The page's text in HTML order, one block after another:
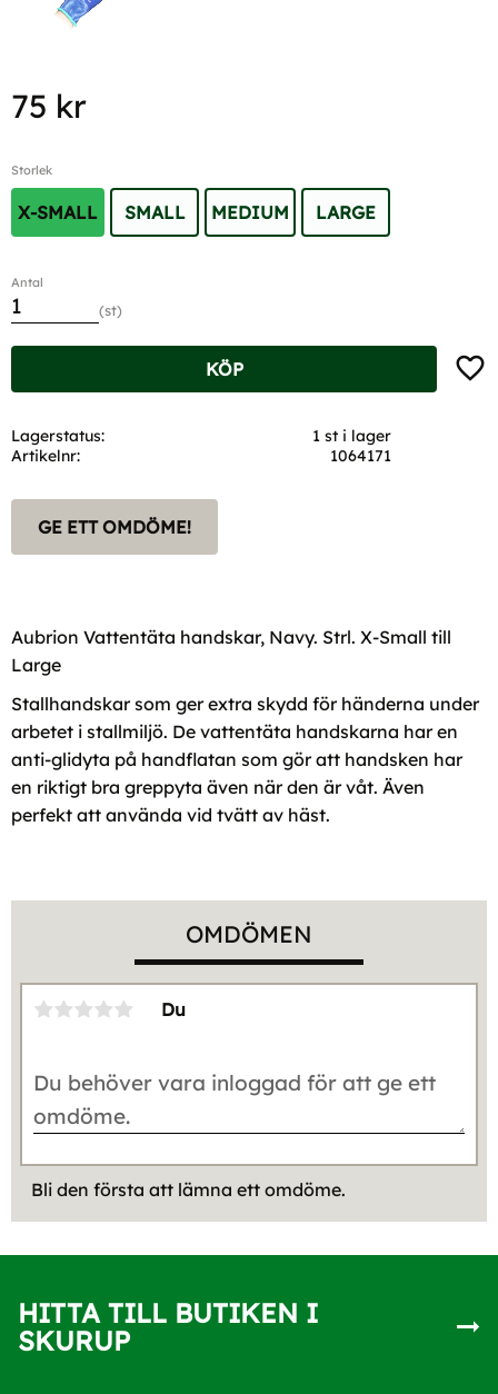
75 kr
Storlek
X-SMALL SMALL MEDIUM LARGE
Antal
st
KÖP
Lagerstatus
1 st i lager
Artikelnr
1064171
GE ETT OMDÖME!
Aubrion Vattentäta handskar, Navy. Strl. X-Small till
Large
Stallhandskar som ger extra skydd för händerna under
arbetet i stallmiljö. De vattentäta handskarna har en
anti-glidyta på handflatan som gör att handsken har
en riktigt bra greppyta även när den är våt. Även
perfekt att använda vid tvätt av häst.
OMDÖMEN
Du
Bli den första att lämna ett omdöme.
HITTA TILL BUTIKEN I
SKURUP